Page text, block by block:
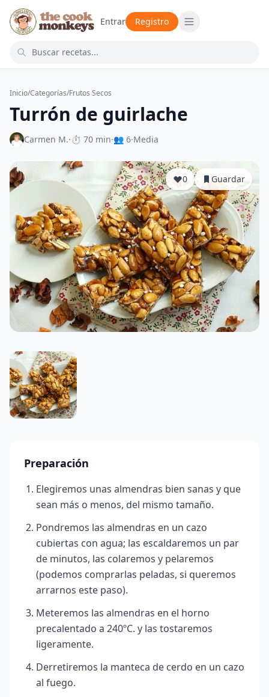
Entrar Registro
Inicio/Categorías/Frutos Secos
Turrón de guirlache
Carmen M.·⏱ 70 min·👥 6·Media
0 Guardar
Preparación
Elegiremos unas almendras bien sanas y que
sean más o menos, del mismo tamaño.
Pondremos las almendras en un cazo
cubiertas con agua; las escaldaremos un par
de minutos, las colaremos y pelaremos
(podemos comprarlas peladas, si queremos
arrarnos este paso).
Meteremos las almendras en el horno
precalentado a 240ºC. y las tostaremos
ligeramente.
Derretiremos la manteca de cerdo en un cazo
al fuego.